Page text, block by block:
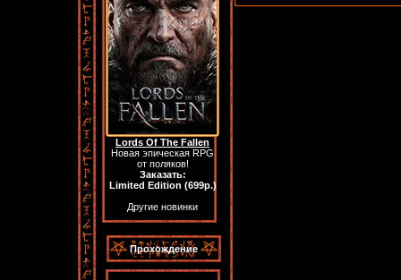
Lords Of The Fallen
Новая эпическая RPG
от поляков!
Заказать:
Limited Edition (699р.)
Другие новинки
Прохождение